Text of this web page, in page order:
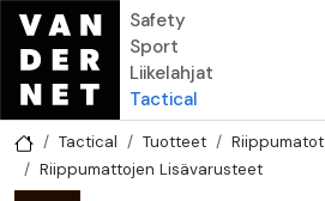
Hyppää pääsisältöön
Safety
Sport
Liikelahjat
Tactical
Tactical Tuotteet
Riippumatot
Riippumattojen Lisävarusteet